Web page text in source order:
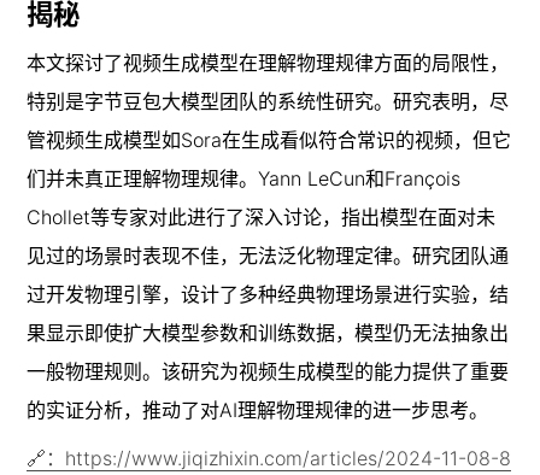
揭秘
本文探讨了视频生成模型在理解物理规律方面的局限性，
特别是字节豆包大模型团队的系统性研究。研究表明，尽
管视频生成模型如Sora在生成看似符合常识的视频，但它
们并未真正理解物理规律。Yann LeCun和François
Chollet等专家对此进行了深入讨论，指出模型在面对未
见过的场景时表现不佳，无法泛化物理定律。研究团队通
过开发物理引擎，设计了多种经典物理场景进行实验，结
果显示即使扩大模型参数和训练数据，模型仍无法抽象出
一般物理规则。该研究为视频生成模型的能力提供了重要
的实证分析，推动了对AI理解物理规律的进一步思考。
🔗：https://www.jiqizhixin.com/articles/2024-11-08-8